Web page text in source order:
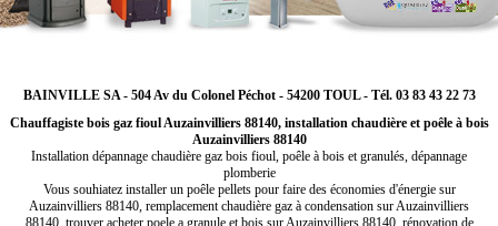
BAINVILLE SA - 504 Av du Colonel Péchot - 54200 TOUL - Tél. 03 83 43 22 73
Chauffagiste bois gaz fioul Auzainvilliers 88140, installation chaudière et poêle à bois
Auzainvilliers 88140
Installation dépannage chaudière gaz bois fioul, poêle à bois et granulés, dépannage
plomberie
Vous souhiatez installer un poêle pellets pour faire des économies d'énergie sur
Auzainvilliers 88140, remplacement chaudière gaz à condensation sur Auzainvilliers
88140, trouver acheter poele a granule et bois sur Auzainvilliers 88140, rénovation de